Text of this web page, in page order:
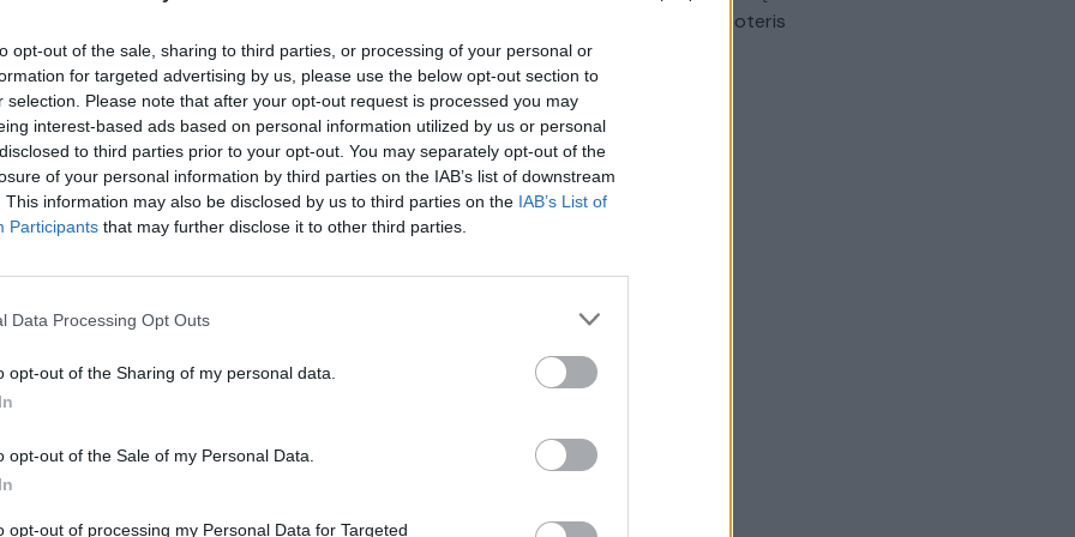
opt-out of the sale, sharing to third parties, or processing of your personal or
for targeted advertising by us, please use the below opt-out section to
selection. Please note that after your opt-out request is processed you may
interest-based ads based on personal information utilized by us or personal
to third parties prior to your opt-out. You may separately opt-out of the
of your personal information by third parties on the IAB’s list of downstream
This information may also be disclosed by us to third parties on the IAB’s List of
Participants that may further disclose it to other third parties.
Data Processing Opt Outs
opt-out of the Sharing of my personal data.
opt-out of the Sale of my Personal Data.
opt-out of processing my Personal Data for Targeted
valdžia turi planą, kaip nelaimės atveju
gyventojai baimė tik Lrytas.TV
automobilis sužalojo dvi moteris
Žinios | Lietuvos diena